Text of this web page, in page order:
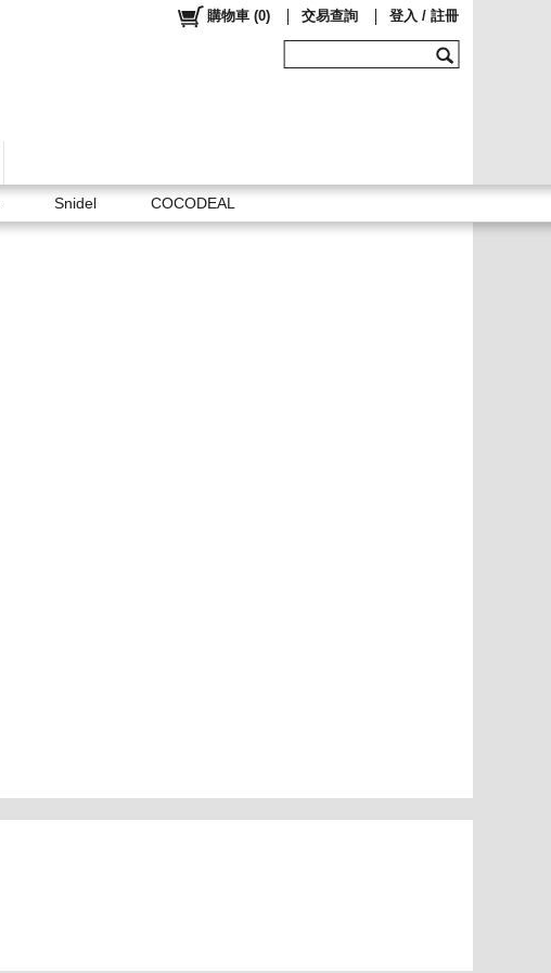
購物車 (0) 交易查詢 登入 / 註冊
Snidel COCODEAL